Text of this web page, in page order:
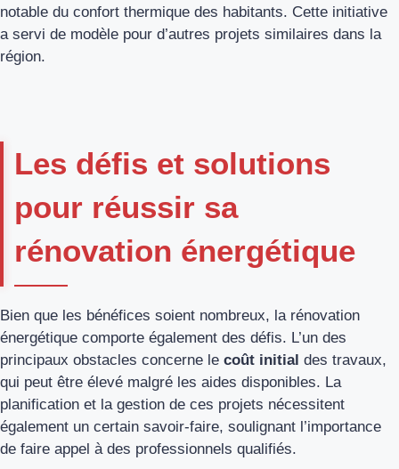
notable du confort thermique des habitants. Cette initiative
a servi de modèle pour d’autres projets similaires dans la
région.
Les défis et solutions
pour réussir sa
rénovation énergétique
Bien que les bénéfices soient nombreux, la rénovation
énergétique comporte également des défis. L’un des
principaux obstacles concerne le coût initial des travaux,
qui peut être élevé malgré les aides disponibles. La
planification et la gestion de ces projets nécessitent
également un certain savoir-faire, soulignant l’importance
de faire appel à des professionnels qualifiés.